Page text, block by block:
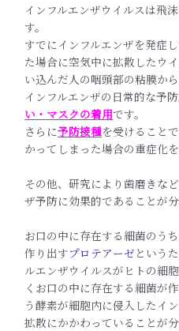
インフルエンザウイルスは飛
す。
すでにインフルエンザを発症
た場合に空気中に拡散したウ
い込んだ人の咽頭部の粘膜か
インフルエンザの日常的な予防
い・マスクの着用です。
さらに予防接種を受けること
かってしまった場合の重症化
その他、研究により歯磨きな
ザ予防に効果的であることが分
お口の中に存在する細菌のうち
作り出すプロテアーゼ という
ルエンザウイルスがヒトの細
くお口の中に存在する細菌が
う酵素が細胞内に侵入したイ
拡散にかかわっていることが分